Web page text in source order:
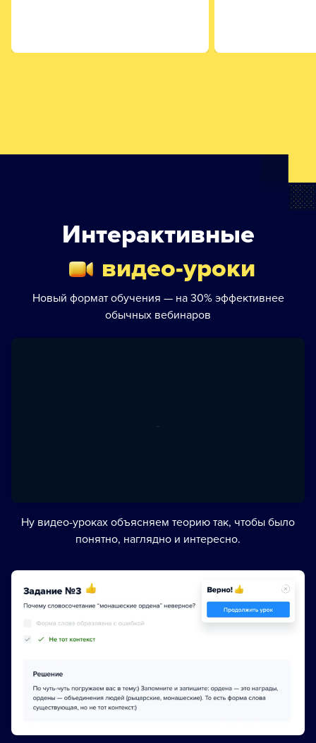
Интерактивные
видео-уроки
Новый формат обучения — на 30% эффективнее
обычных вебинаров
Ну видео-уроках объясняем теорию так, чтобы было
понятно, наглядно и интересно.